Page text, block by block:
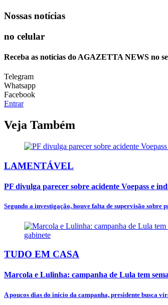
Nossas notícias
no celular
Receba as notícias do AGAZETTA NEWS no
Telegram
Whatsapp
Facebook
Entrar
Veja Também
LAMENTÁVEL
PF divulga parecer sobre acidente Voepass e
Segundo a investigação, houve falta de supervisão sobre
TUDO EM CASA
Marcola e Lulinha: campanha de Lula tem
A poucos dias do início da campanha, presidente busca